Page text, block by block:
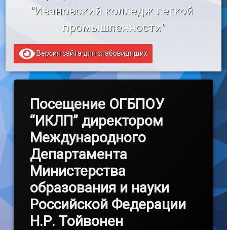
"Ивановский колледж легкой
промышленности"
Версия сайта для слабовидящих
Посещение ОГБПОУ
“ИКЛП” директором
Международного
Департамента
Министерства
образования и науки
Российской Федерации
Н.Р. Тойвонен